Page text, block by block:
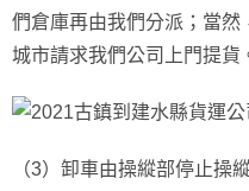
們倉庫再由我們分派；當然
城市請求我們公司上門提貨
（3）卸車由操縱部停止操